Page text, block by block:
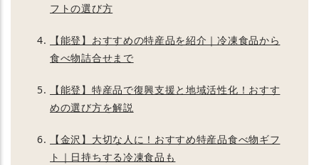
フトの選び方
【能登】おすすめの特産品を紹介｜冷凍食品から
食べ物詰合せまで
【能登】特産品で復興支援と地域活性化！おすす
めの選び方を解説
【金沢】大切な人に！おすすめ特産品食べ物ギフ
ト｜日持ちする冷凍食品も